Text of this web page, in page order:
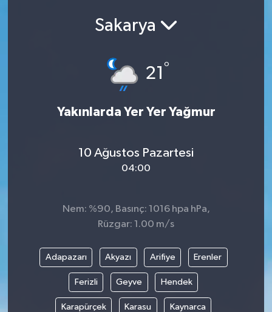
Sakarya
21°
Yakınlarda Yer Yer Yağmur
10 Ağustos Pazartesi
04:00
Nem: %90, Basınç: 1016 hpa hPa,
Rüzgar: 1.00 m/s
Adapazarı Akyazı Arifiye Erenler
Ferizli Geyve Hendek
Karapürçek Karasu Kaynarca